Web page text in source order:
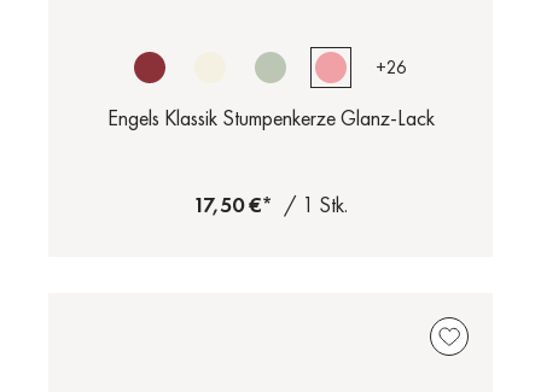
+26
Engels Klassik Stumpenkerze Glanz-Lack
17,50 €* / 1 Stk.